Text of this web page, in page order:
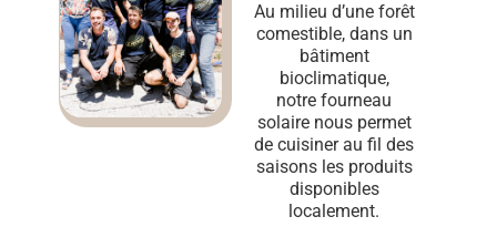
Au milieu d’une forêt
comestible, dans un
bâtiment
bioclimatique,
notre fourneau
solaire nous permet
de cuisiner au fil des
saisons les produits
disponibles
localement.